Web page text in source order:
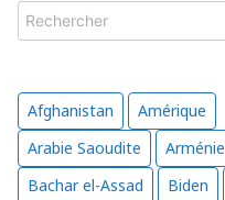
Rechercher
Afghanistan
Amérique
Arabie Saoudite
Arménie
Bachar el-Assad
Biden